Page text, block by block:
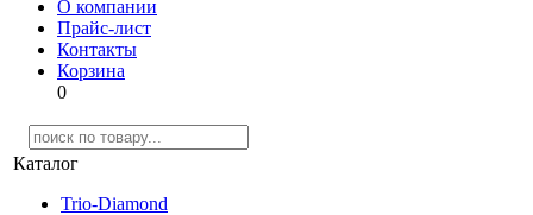
О компании
Прайс-лист
Контакты
Корзина
0
Каталог
Trio-Diamond